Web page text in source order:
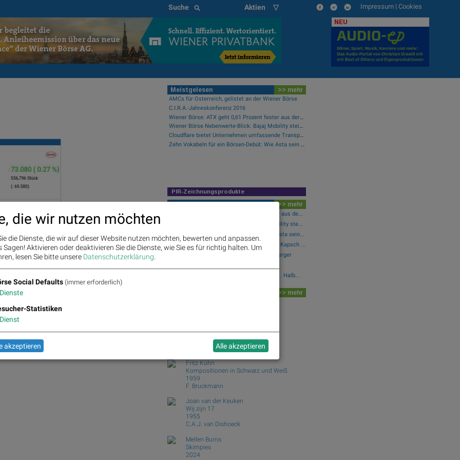
Suche Aktien ▽ Impressum | Cookies
NEU
Siemens, Volkswagen Vz., Scout24, BMW
Meistgelesen >> mehr
AMCs für Österreich, gelistet an der Wiener Börse
C.I.R.A.-Jahreskonferenz 2016
Wiener Börse: ATX geht 0,61 Prozent fester aus der Donnerstag-Sitzung
Wiener Börse Nebenwerte-Blick: Bajaj Mobility steigt bei hohen Umsätzen mehr als 10 Prozent
Cloudflare bietet Unternehmen umfassende Transparenz zur Überprüfung und Analyse des KI-Einsatzes
Zehn Vokabeln für ein Börsen-Debüt: Wie Asta sein Geschäftsmodell erklärt (Podcast)
PIR-Zeichnungsprodukte
Newsflow >> mehr
Wiener Börse: ATX geht 0,61 Prozent fester aus de...
Wiener Börse Nebenwerte-Blick: Bajaj Mobility ste...
Zehn Vokabeln für ein Börsen-Debüt: Wie Asta sein...
Wie Bajaj Mobility AG, Marinomed Biotech, Kapsch ...
Wie VIG, AT&S, Lenzing, CA Immo, Wienerberger
Analysten zu Kontron: "Solides operatives 1. Halb...
>> mehr
Heartbeat
Fritz Kühn
Kompositionen in Schwarz und Weiß
1959
F. Bruckmann
Joan van der Keuken
Wij zijn 17
1955
C.A.J. van Dishoeck
Mellen Burns
Skimpies
2024
die wir nutzen möchten
die Dienste, die wir auf dieser Website nutzen möchten, bewerten und anpassen.
Sagen! Aktivieren oder deaktivieren Sie die Dienste, wie Sie es für richtig halten. Um
lesen Sie bitte unsere Datenschutzerklärung.
Social Defaults (immer erforderlich)
Dienste
Statistiken
Dienst
akzeptieren Alle akzeptieren